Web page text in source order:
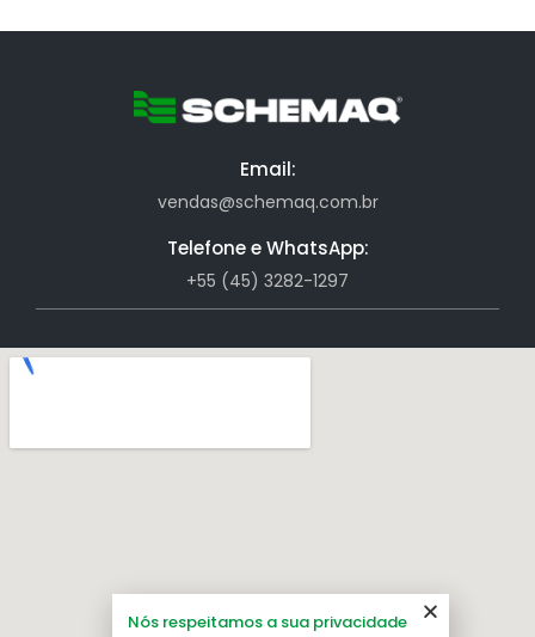
Email:
vendas@schemaq.com.br
Telefone e WhatsApp:
+55 (45) 3282-1297
Nós respeitamos a sua privacidade